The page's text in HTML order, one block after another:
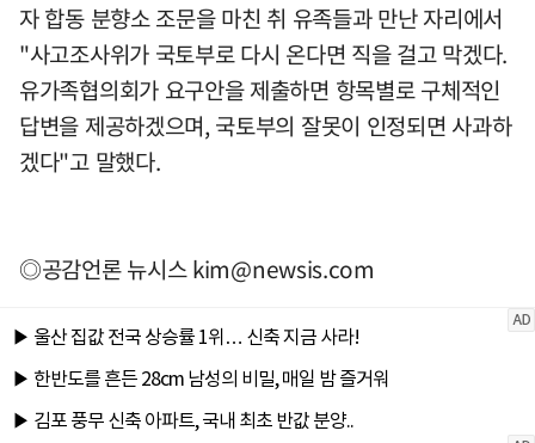
자 합동 분향소 조문을 마친 취 유족들과 만난 자리에서
"사고조사위가 국토부로 다시 온다면 직을 걸고 막겠다.
유가족협의회가 요구안을 제출하면 항목별로 구체적인
답변을 제공하겠으며, 국토부의 잘못이 인정되면 사과하
겠다"고 말했다.
◎공감언론 뉴시스kim@newsis.com